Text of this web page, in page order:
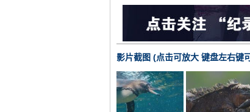
影片截图 (点击可放大 键盘左右键